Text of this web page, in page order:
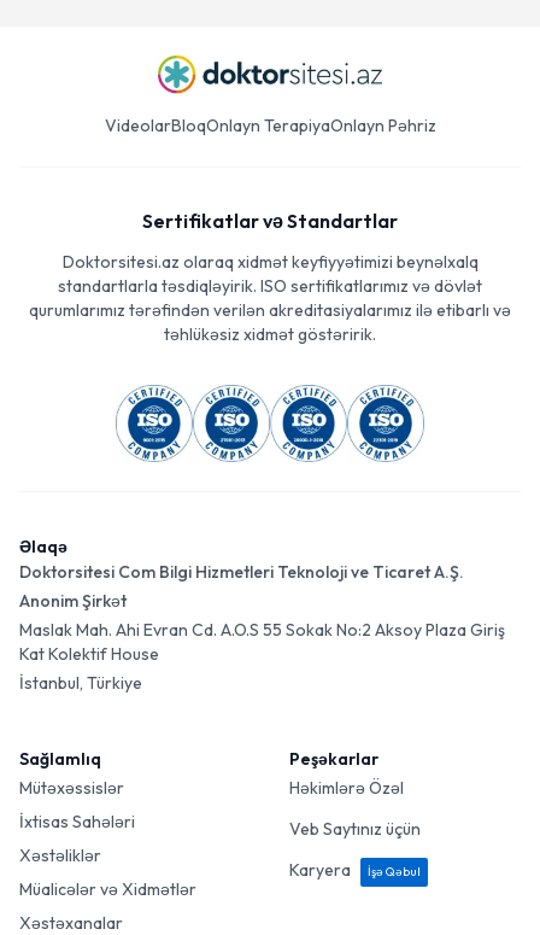
VideolarBloqOnlayn TerapiyaOnlayn Pəhriz
Sertifikatlar və Standartlar
Doktorsitesi.az olaraq xidmət keyfiyyətimizi beynəlxalq
standartlarla təsdiqləyirik. ISO sertifikatlarımız və dövlət
qurumlarımız tərəfindən verilən akreditasiyalarımız ilə etibarlı və
təhlükəsiz xidmət göstəririk.
Əlaqə
Doktorsitesi Com Bilgi Hizmetleri Teknoloji ve Ticaret A.Ş.
Anonim Şirkət
Maslak Mah. Ahi Evran Cd. A.O.S 55 Sokak No:2 Aksoy Plaza Giriş
Kat Kolektif House
İstanbul, Türkiye
Sağlamlıq
Mütəxəssislər
İxtisas Sahələri
Xəstəliklər
Müalicələr və Xidmətlər
Xəstəxanalar
Peşəkarlar
Həkimlərə Özəl
Veb Saytınız üçün
Karyera
İşə Qəbul